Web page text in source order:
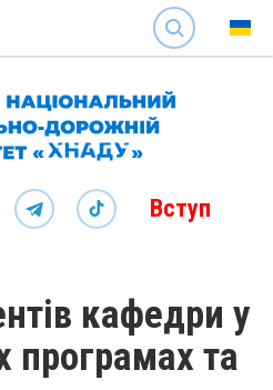
SEARCH
Вступ
кафедри у
програмах та